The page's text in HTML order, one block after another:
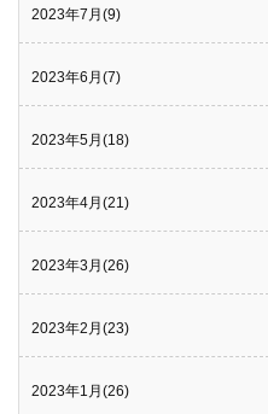
2023年7月(9)
2023年6月(7)
2023年5月(18)
2023年4月(21)
2023年3月(26)
2023年2月(23)
2023年1月(26)